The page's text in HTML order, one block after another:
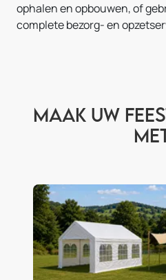
ophalen en opbouwen, of
complete bezorg- en
Maak uw